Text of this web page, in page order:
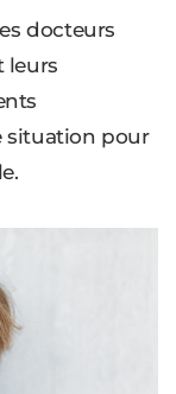
docteurs
leurs
situation pour